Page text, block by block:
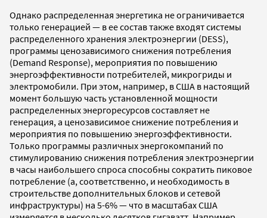
Однако распределенная энергетика не ограничивается
только генерацией — в ее состав также входят системы
распределенного хранения электроэнергии (DESS),
программы ценозависимого снижения потребления
(Demand Response), мероприятия по повышению
энергоэффективности потребителей, микрогриды и
электромобили. При этом, например, в США в настоящий
момент большую часть установленной мощности
распределенных энергоресурсов составляет не
генерация, а ценозависимое снижение потребления и
мероприятия по повышению энергоэффективности.
Только программы различных энергокомпаний по
стимулированию снижения потребления электроэнергии
в часы наибольшего спроса способны сократить пиковое
потребление (а, соответственно, и необходимость в
строительстве дополнительных блоков и сетевой
инфраструктуры) на 5-6% — что в масштабах США